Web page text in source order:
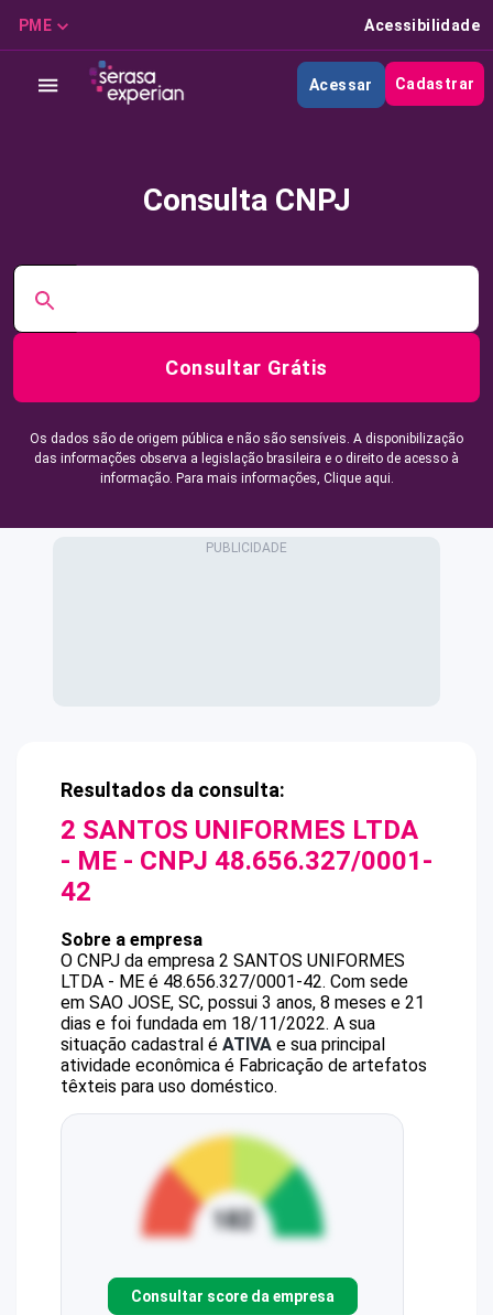
PME Acessibilidade
Acessar Cadastrar
Consulta CNPJ
Consultar Grátis
Os dados são de origem pública e não são sensíveis. A disponibilização
das informações observa a legislação brasileira e o direito de acesso à
informação. Para mais informações, Clique aqui.
Resultados da consulta:
2 SANTOS UNIFORMES LTDA
- ME - CNPJ 48.656.327/0001-
42
Sobre a empresa
O CNPJ da empresa 2 SANTOS UNIFORMES
LTDA - ME é 48.656.327/0001-42. Com sede
em SAO JOSE, SC, possui 3 anos, 8 meses e 21
dias e foi fundada em 18/11/2022. A sua
situação cadastral é ATIVA e sua principal
atividade econômica é Fabricação de artefatos
têxteis para uso doméstico.
Consultar score da empresa